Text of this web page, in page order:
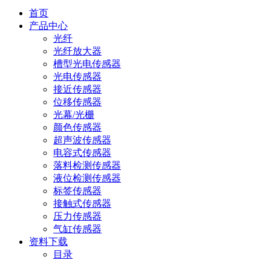
首页
产品中心
光纤
光纤放大器
槽型光电传感器
光电传感器
接近传感器
位移传感器
光幕/光栅
颜色传感器
超声波传感器
电容式传感器
落料检测传感器
液位检测传感器
标签传感器
接触式传感器
压力传感器
气缸传感器
资料下载
目录